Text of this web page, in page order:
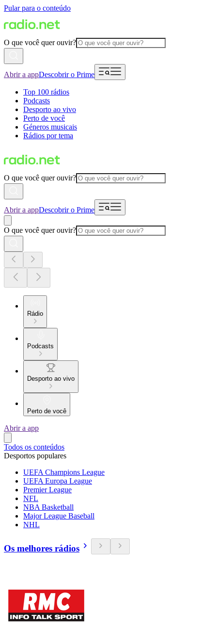
Pular para o conteúdo
O que você quer ouvir?
Abrir a appDescobrir o Prime
Top 100 rádios
Podcasts
Desporto ao vivo
Perto de você
Géneros musicais
Rádios por tema
O que você quer ouvir?
Abrir a appDescobrir o Prime
O que você quer ouvir?
Rádio
Podcasts
Desporto ao vivo
Perto de você
Abrir a app
Todos os conteúdos
Desportos populares
UEFA Champions League
UEFA Europa League
Premier League
NFL
NBA Basketball
Major League Baseball
NHL
Os melhores rádios